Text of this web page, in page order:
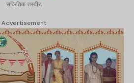
सांकेतिक तस्वीर.
Advertisement